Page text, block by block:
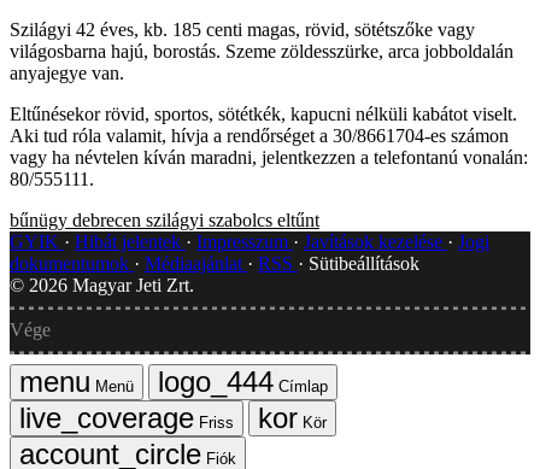
Szilágyi 42 éves, kb. 185 centi magas, rövid, sötétszőke vagy
világosbarna hajú, borostás. Szeme zöldesszürke, arca jobboldalán
anyajegye van.
Eltűnésekor rövid, sportos, sötétkék, kapucni nélküli kabátot viselt.
Aki tud róla valamit, hívja a rendőrséget a 30/8661704-es számon
vagy ha névtelen kíván maradni, jelentkezzen a telefontanú vonalán:
80/555111.
bűnügy debrecen szilágyi szabolcs eltűnt
GYIK
Hibát jelentek Impresszum Javítások kezelése
Jogi
dokumentumok
Médiaajánlat RSS
Sütibeállítások
© 2026 Magyar Jeti Zrt.
Vége
Menü
Címlap
Friss
Kör
Fiók